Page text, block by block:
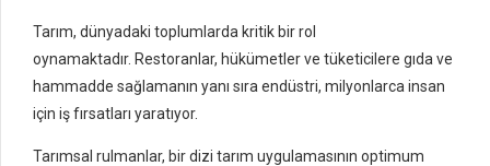
Tarım, dünyadaki toplumlarda kritik bir rol
oynamaktadır. Restoranlar, hükümetler ve tüketicilere gıda ve
hammadde sağlamanın yanı sıra endüstri, milyonlarca insan
için iş fırsatları yaratıyor.
Tarımsal rulmanlar, bir dizi tarım uygulamasının optimum